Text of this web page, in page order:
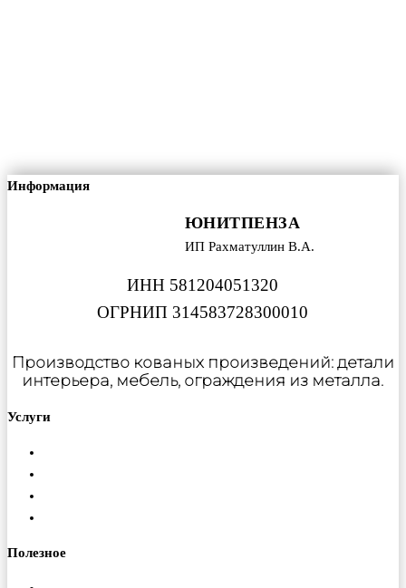
Информация
ЮНИТПЕНЗА
ИП Рахматуллин В.А.
ИНН 581204051320
ОГРНИП 314583728300010
Производство кованых произведений: детали
интерьера, мебель, ограждения из металла.
Услуги
Полезное